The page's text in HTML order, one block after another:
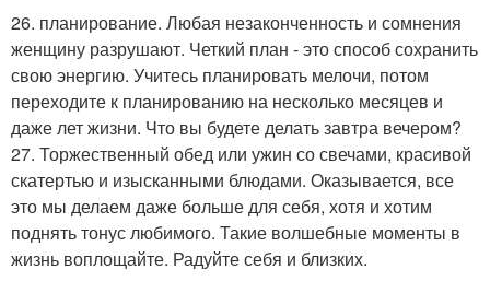
26. планирование. Любая незаконченность и сомнения
женщину разрушают. Четкий план - это способ сохранить
свою энергию. Учитесь планировать мелочи, потом
переходите к планированию на несколько месяцев и
даже лет жизни. Что вы будете делать завтра вечером?
27. Торжественный обед или ужин со свечами, красивой
скатертью и изысканными блюдами. Оказывается, все
это мы делаем даже больше для себя, хотя и хотим
поднять тонус любимого. Такие волшебные моменты в
жизнь воплощайте. Радуйте себя и близких.